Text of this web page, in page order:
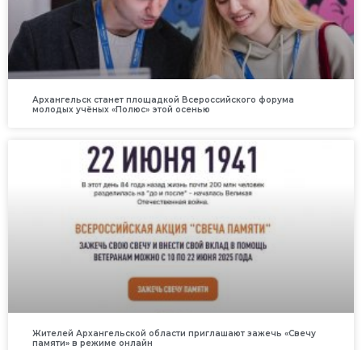
Архангельск станет площадкой Всероссийского форума
молодых учёных «Полюс» этой осенью
Жителей Архангельской области приглашают зажечь «Свечу
памяти» в режиме онлайн